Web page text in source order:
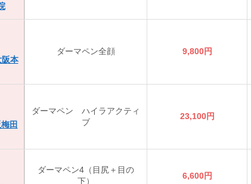
本
ダーマペン全顔 9,800円
田
ダーマペン ハイラアクティ
ブ
23,100円
ダーマペン4（目尻＋目の
下）
6,600円